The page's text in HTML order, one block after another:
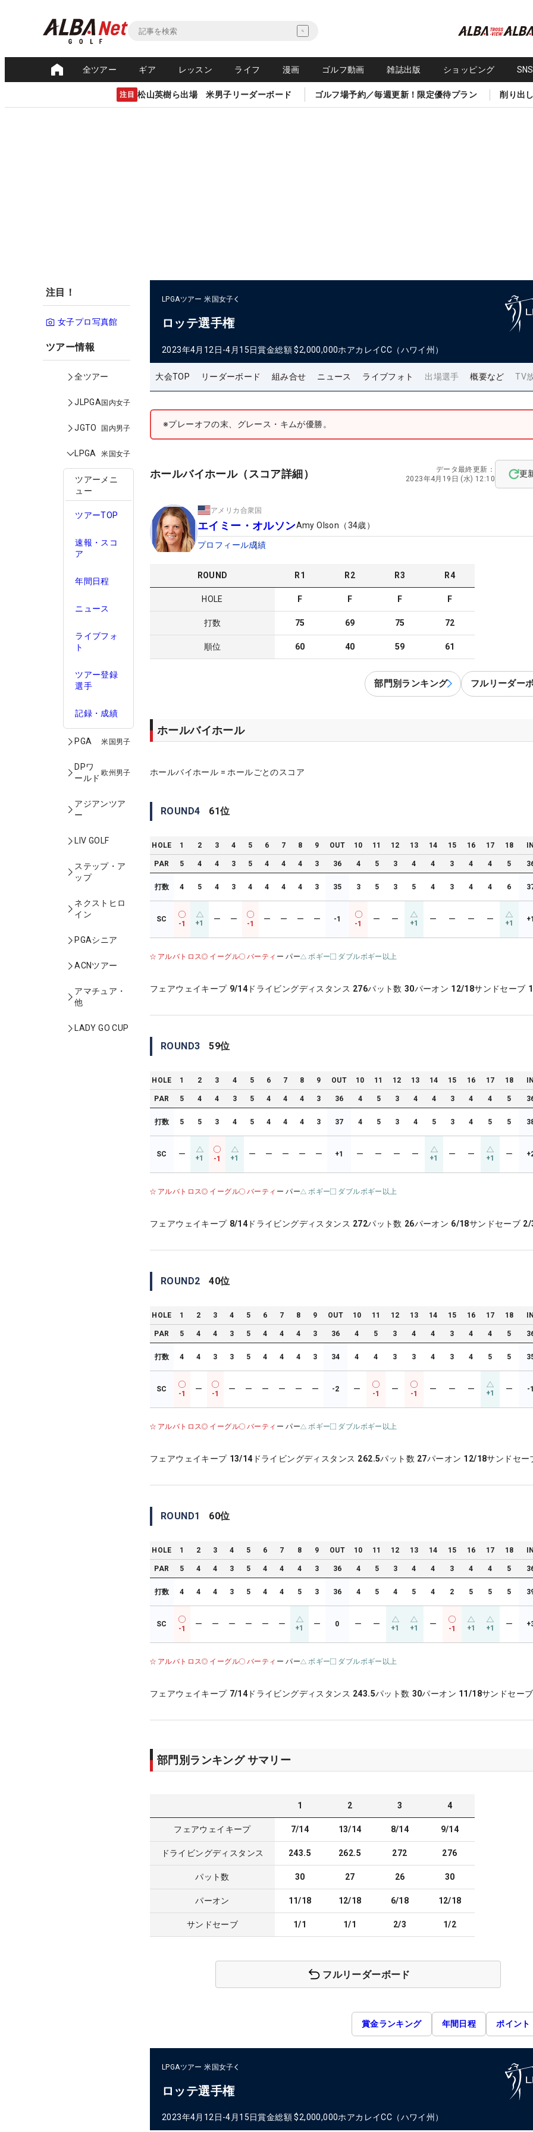
全ツアー ギア レッスン ライフ 漫画 ゴルフ動画 雑誌出版 ショッピング
注目 松山英樹ら出場 米男子リーダーボード ゴルフ場予約／毎週更新！限定優待プラン 削り出
注目！
女子プロ写真館
ツアー情報
全ツアー
JLPGA国内女子
JGTO 国内男子
LPGA 米国女子
ツアーメニ
ュー
ツアーTOP
速報・スコ
ア
年間日程
ニュース
ライブフォ
ト
ツアー登録
選手
記録・成績
PGA 米国男子
DPワ
ールド
欧州男子
アジアンツア
ー
LIV GOLF
ステップ・ア
ップ
ネクストヒロ
イン
PGAシニア
ACNツアー
アマチュア・
他
LADY GO CUP
LPGAツアー 米国女子
ロッテ選手権
2023年4月12日-4月15日賞金総額 $2,000,000ホアカレイCC（ハワイ州）
大会TOP リーダーボード 組み合せ ニュース ライブフォト 出場選手 概要など TV
※プレーオフの末、グレース・キムが優勝。
ホールバイホール（スコア詳細）
データ最終更新：
2023年4月19日 (水) 12:10
更
アメリカ合衆国
エイミー・オルソンAmy Olson （34歳）
プロフィール成績
ROUND R1 R2 R3 R4
HOLE F F F F
打数 75 69 75 72
順位 60 40 59 61
部門別ランキング フルリーダー
ホールバイホール
ホールバイホール = ホールごとのスコア
ROUND4 61位
HOLE 1 2 3 4 5 6 7 8 9 OUT 10 11 12 13 14 15 16 17 18
PAR 5 4 4 3 5 4 4 4 3 36 4 5 3 4 4 3 4 4 5
打数 4 5 4 3 4 4 4 4 3 35 3 5 3 5 4 3 4 4 6
SC
-1 +1 ー ー
-1
ー ー ー ー -1
-1
ー ー +1 ー ー ー ー +1
アルバトロス イーグル バーティ ー パー ボギー ダブルボギー以上
フェアウェイキープ 9/14 ドライビングディスタンス 276パット数 30パーオン 12/18サンドセーブ
ROUND3 59位
HOLE 1 2 3 4 5 6 7 8 9 OUT 10 11 12 13 14 15 16 17 18
PAR 5 4 4 3 5 4 4 4 3 36 4 5 3 4 4 3 4 4 5
打数 5 5 3 4 5 4 4 4 3 37 4 5 3 4 5 3 4 5 5
SC ー +1 -1 +1 ー ー ー ー ー +1 ー ー ー ー +1 ー ー +1 ー
アルバトロス イーグル バーティ ー パー ボギー ダブルボギー以上
フェアウェイキープ 8/14 ドライビングディスタンス 272パット数 26パーオン 6/18サンドセーブ 2/
ROUND2 40位
HOLE 1 2 3 4 5 6 7 8 9 OUT 10 11 12 13 14 15 16 17 18
PAR 5 4 4 3 5 4 4 4 3 36 4 5 3 4 4 3 4 4 5
打数 4 4 3 3 5 4 4 4 3 34 4 4 3 3 4 3 4 5 5
SC
-1
ー
-1
ー ー ー ー ー ー -2 ー
-1
ー
-1
ー ー ー +1 ー -
アルバトロス イーグル バーティ ー パー ボギー ダブルボギー以上
フェアウェイキープ 13/14 ドライビングディスタンス 262.5パット数 27パーオン 12/18サンドセー
ROUND1 60位
HOLE 1 2 3 4 5 6 7 8 9 OUT 10 11 12 13 14 15 16 17 18
PAR 5 4 4 3 5 4 4 4 3 36 4 5 3 4 4 3 4 4 5
打数 4 4 4 3 5 4 4 5 3 36 4 5 4 5 4 2 5 5 5
SC
-1
ー ー ー ー ー ー +1 ー 0 ー ー +1 +1 ー
-1 +1 +1 ー
アルバトロス イーグル バーティ ー パー ボギー ダブルボギー以上
フェアウェイキープ 7/14 ドライビングディスタンス 243.5パット数 30パーオン 11/18サンドセーブ
部門別ランキング サマリー
1 2 3 4
フェアウェイキープ 7/14 13/14 8/14 9/14
ドライビングディスタンス 243.5 262.5 272 276
パット数 30 27 26 30
パーオン 11/18 12/18 6/18 12/18
サンドセーブ 1/1 1/1 2/3 1/2
フルリーダーボード
賞金ランキング 年間日程 ポイント
LPGAツアー 米国女子
ロッテ選手権
2023年4月12日-4月15日賞金総額 $2,000,000ホアカレイCC（ハワイ州）